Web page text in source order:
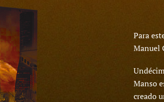
Para
Manuel
Manso
creado